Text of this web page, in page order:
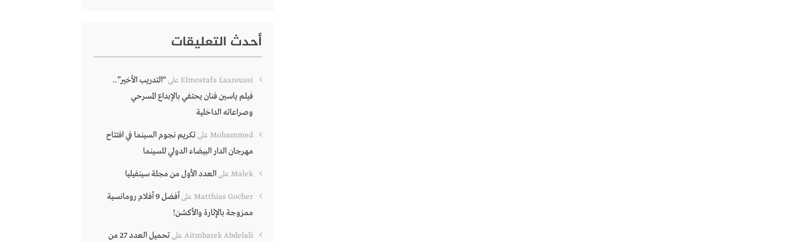
أحدث التعليقات
Elmostafa Laaroussi على“التدريب الأخير”..
فيلم ياسين فنان يحتفي بالإبداع المسرحي
وصراعاته الداخلية
Mohammed علىتكريم نجوم السينما في افتتاح
مهرجان الدار البيضاء الدولي للسينما
Malek علىالعدد الأول من مجلة سينفيليا
Matthias Gocher على
أفضل 9 أفلام رومانسية
ممزوجة بالإثارة والأكشن!
Aitmbarek Abdelali على
تحميل العدد 27 من